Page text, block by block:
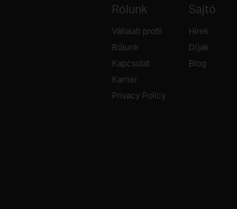
Rólunk
Vállalati profil
Rólunk
Kapcsolat
Karrier
Privacy Policy
Sajtó
Hírek
Díjak
Blog